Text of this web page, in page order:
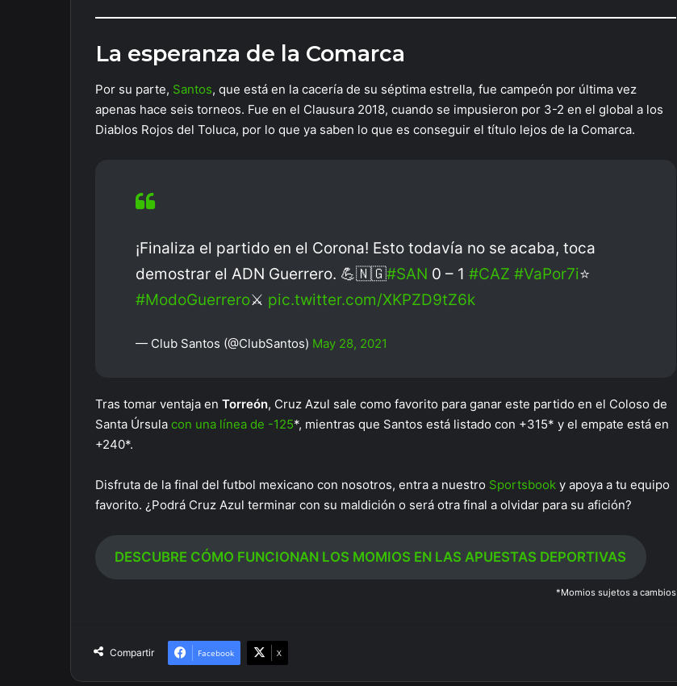
La esperanza de la Comarca
Por su parte, Santos, que está en la cacería de su séptima estrella, fue campeón por última vez
apenas hace seis torneos. Fue en el Clausura 2018, cuando se impusieron por 3-2 en el global a los
Diablos Rojos del Toluca, por lo que ya saben lo que es conseguir el título lejos de la Comarca.
¡Finaliza el partido en el Corona! Esto todavía no se acaba, toca
demostrar el ADN Guerrero. 💪🇳🇬#SAN 0 – 1 #CAZ #VaPor7i⭐️
#ModoGuerrero⚔️ pic.twitter.com/XKPZD9tZ6k
— Club Santos (@ClubSantos) May 28, 2021
Tras tomar ventaja en Torreón, Cruz Azul sale como favorito para ganar este partido en el Coloso de
Santa Úrsula con una línea de -125*, mientras que Santos está listado con +315* y el empate está en
+240*.
Disfruta de la final del futbol mexicano con nosotros, entra a nuestro Sportsbook y apoya a tu equipo
favorito. ¿Podrá Cruz Azul terminar con su maldición o será otra final a olvidar para su afición?
DESCUBRE CÓMO FUNCIONAN LOS MOMIOS EN LAS APUESTAS DEPORTIVAS
*Momios sujetos a cambios
Compartir Facebook X